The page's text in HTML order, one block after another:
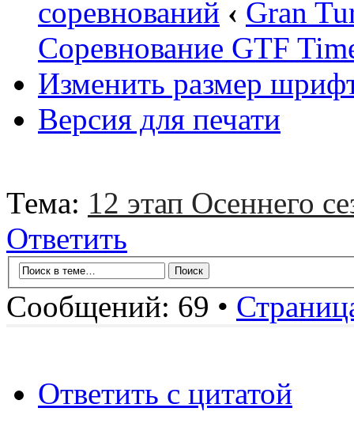
соревнований ‹ Gran
Соревнование GTF
Изменить размер
Версия для печати
Тема: 12 этап Осеннего
Ответить
Сообщений: 69 •
Ответить с цитатой